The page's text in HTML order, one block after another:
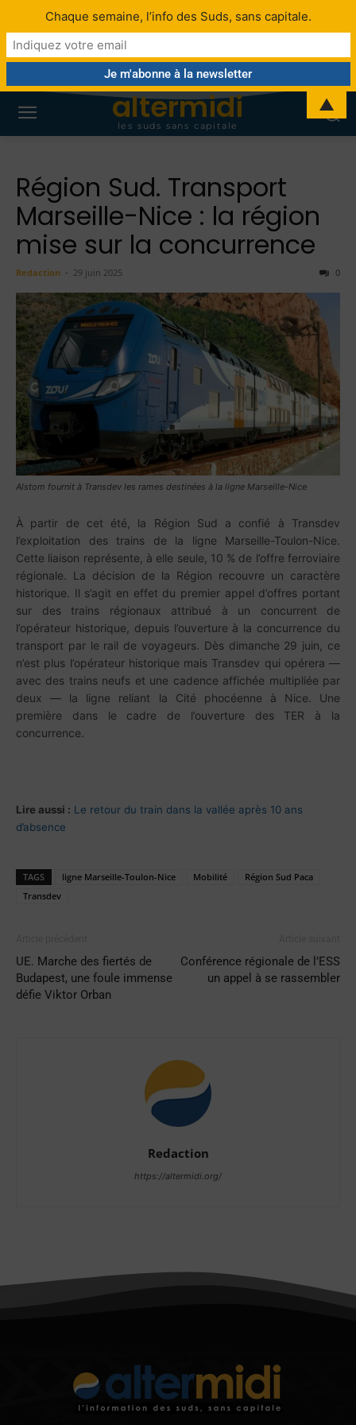
altermidi
les suds sans capitale
Région Sud. Transport
Marseille-Nice : la région
mise sur la concurrence
Redaction - 29 juin 2025 0
Alstom fournit à Transdev les rames destinées à la ligne Marseille-Nice
À partir de cet été, la Région Sud a confié à Transdev
l’exploitation des trains de la ligne Marseille-Toulon-Nice.
Cette liaison représente, à elle seule, 10 % de l’offre ferroviaire
régionale. La décision de la Région recouvre un caractère
historique. Il s’agit en effet du premier appel d’offres portant
sur des trains régionaux attribué à un concurrent de
l’opérateur historique, depuis l’ouverture à la concurrence du
transport par le rail de voyageurs. Dès dimanche 29 juin, ce
n’est plus l’opérateur historique mais Transdev qui opérera —
avec des trains neufs et une cadence affichée multipliée par
deux — la ligne reliant la Cité phocéenne à Nice. Une
première dans le cadre de l’ouverture des TER à la
concurrence.
Lire aussi : Le retour du train dans la vallée après 10 ans
d’absence
TAGS ligne Marseille-Toulon-Nice Mobilité
Région Sud Paca
Transdev
UE. Marche des fiertés de
Budapest, une foule immense
défie Viktor Orban
Conférence régionale de l’ESS
un appel à se rassembler
Redaction
https://altermidi.org/
Chaque semaine, l’info des Suds, sans capitale.
▲